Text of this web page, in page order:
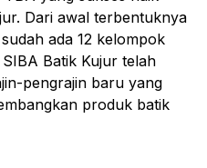
Dari awal terbentuknya
ada 12 kelompok
Batik Kujur telah
pengrajin baru yang
produk batik